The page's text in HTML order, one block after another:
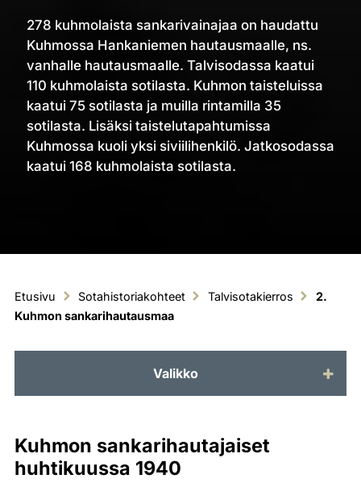
278 kuhmolaista sankarivainajaa on haudattu
Kuhmossa Hankaniemen hautausmaalle, ns.
vanhalle hautausmaalle. Talvisodassa kaatui
110 kuhmolaista sotilasta. Kuhmon taisteluissa
kaatui 75 sotilasta ja muilla rintamilla 35
sotilasta. Lisäksi taistelutapahtumissa
Kuhmossa kuoli yksi siviilihenkilö. Jatkosodassa
kaatui 168 kuhmolaista sotilasta.
Etusivu Sotahistoriakohteet Talvisotakierros
2.
Kuhmon sankarihautausmaa
Valikko
Kuhmon sankarihautajaiset
huhtikuussa 1940